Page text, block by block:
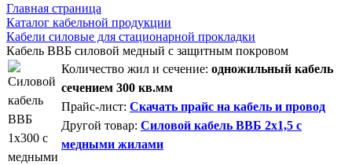
Главная страница
Каталог кабельной продукции
Кабели силовые для стационарной прокладки
Кабель ВВБ силовой медный с защитным покровом
Количество жил и сечение: одножильный кабель
сечением 300 кв.мм
Прайс-лист: Скачать прайс на кабель и провод
Другой товар: Силовой кабель ВВБ 2х1,5 с
медными жилами